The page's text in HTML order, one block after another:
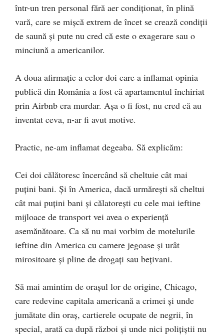
într-un tren personal fără aer condiționat, în plină
vară, care se mișcă extrem de încet se crează condiții
de saună și pute nu cred că este o exagerare sau o
minciună a americanilor.
A doua afirmație a celor doi care a inflamat opinia
publică din România a fost că apartamentul închiriat
prin Airbnb era murdar. Așa o fi fost, nu cred că au
inventat ceva, n-ar fi avut motive.
Practic, ne-am inflamat degeaba. Să explicăm:
Cei doi călătoresc încercând să cheltuie cât mai
puțini bani. Și în America, dacă urmărești să cheltui
cât mai puțini bani și călatorești cu cele mai ieftine
mijloace de transport vei avea o experiență
asemănătoare. Ca să nu mai vorbim de motelurile
ieftine din America cu camere jegoase și urât
mirositoare și pline de drogați sau bețivani.
Să mai amintim de orașul lor de origine, Chicago,
care redevine capitala americană a crimei și unde
jumătate din oraș, cartierele ocupate de negrii, în
special, arată ca după război și unde nici polițiștii nu